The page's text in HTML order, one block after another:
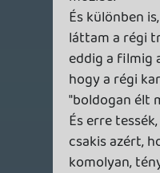
Fardavid
Fardavid 2015.12.29
Szerintem viszont
mint ahogy egy
nézésre nekem is
szám, de utána már
elvárásod szerint
jobban tetszik.